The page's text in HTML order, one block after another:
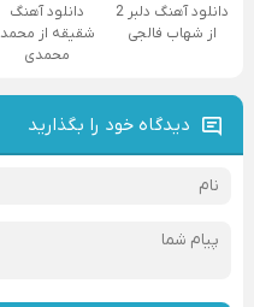
دانلود آهنگ دلبر 2
از شهاب فالجی
دانلود آهنگ
شقیقه از محمد
محمدی
دیدگاه خود را بگذارید